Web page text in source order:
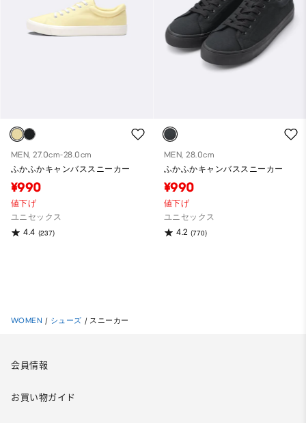
MEN, 27.0cm-28.0cm
ふかふかキャンバススニーカー
¥990
値下げ
ユニセックス
4.4 (237)
MEN, 28.0cm
ふかふかキャンバススニーカー
¥990
値下げ
ユニセックス
4.2 (770)
WOMEN / シューズ / スニーカー
会員情報
お買い物ガイド